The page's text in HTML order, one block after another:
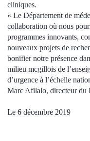
cliniques.
« Le Département de
collaboration où nous
programmes innovants,
nouveaux projets de
bonifier notre présence
milieu mcgillois de
d’urgence à l’échelle
Marc Afilalo, directeur du
Le 6 décembre 2019